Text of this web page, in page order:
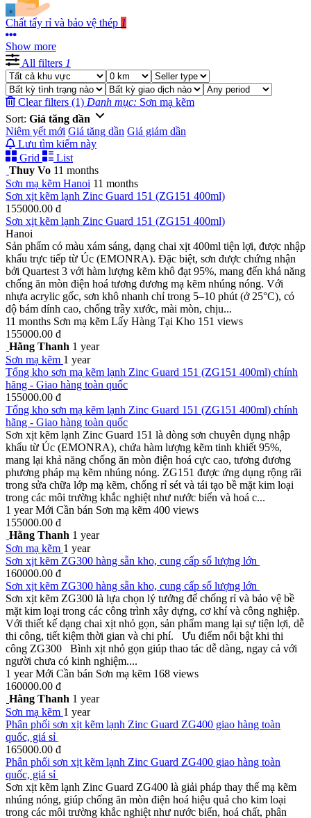
Chất tẩy rỉ và bảo vệ thép 1
Show more
All filters 1
Clear filters (1) Danh mục: Sơn mạ kẽm
Sort: Giá tăng dần
Niêm yết mới Giá tăng dần Giá giảm dần
Lưu tìm kiếm này
Grid
List
Thuy Vo 11 months
Sơn mạ kẽm Hanoi 11 months
Sơn xịt kẽm lạnh Zinc Guard 151 (ZG151 400ml)
155000.00 đ
Sơn xịt kẽm lạnh Zinc Guard 151 (ZG151 400ml)
Hanoi
Sản phẩm có màu xám sáng, dạng chai xịt 400ml tiện lợi, được nhập
khẩu trực tiếp từ Úc (EMONRA). Đặc biệt, sơn được chứng nhận
bởi Quartest 3 với hàm lượng kẽm khô đạt 95%, mang đến khả năng
chống ăn mòn điện hoá tương đương mạ kẽm nhúng nóng. Với
nhựa acrylic gốc, sơn khô nhanh chỉ trong 5–10 phút (ở 25°C), có
độ bám dính cao, chống trầy xước, mài mòn, chịu...
11 months Sơn mạ kẽm Lấy Hàng Tại Kho 151 views
155000.00 đ
Hằng Thanh 1 year
Sơn mạ kẽm 1 year
Tổng kho sơn mạ kẽm lạnh Zinc Guard 151 (ZG151 400ml) chính
hãng - Giao hàng toàn quốc
155000.00 đ
Tổng kho sơn mạ kẽm lạnh Zinc Guard 151 (ZG151 400ml) chính
hãng - Giao hàng toàn quốc
Sơn xịt kẽm lạnh Zinc Guard 151 là dòng sơn chuyên dụng nhập
khẩu từ Úc (EMONRA), chứa hàm lượng kẽm tinh khiết 95%,
mang lại khả năng chống ăn mòn điện hoá cực cao, tương đương
phương pháp mạ kẽm nhúng nóng. ZG151 được ứng dụng rộng rãi
trong sửa chữa lớp mạ kẽm, chống rỉ sét và tái tạo bề mặt kim loại
trong các môi trường khắc nghiệt như nước biển và hoá c...
1 year Mới Cần bán Sơn mạ kẽm 400 views
155000.00 đ
Hằng Thanh 1 year
Sơn mạ kẽm 1 year
Sơn xịt kẽm ZG300 hàng sẵn kho, cung cấp số lượng lớn
160000.00 đ
Sơn xịt kẽm ZG300 hàng sẵn kho, cung cấp số lượng lớn
Sơn xịt kẽm ZG300 là lựa chọn lý tưởng để chống rỉ và bảo vệ bề
mặt kim loại trong các công trình xây dựng, cơ khí và công nghiệp.
Với thiết kế dạng chai xịt nhỏ gọn, sản phẩm mang lại sự tiện lợi, dễ
thi công, tiết kiệm thời gian và chi phí. Ưu điểm nổi bật khi thi
công ZG300 Bình xịt nhỏ gọn giúp thao tác dễ dàng, ngay cả với
người chưa có kinh nghiệm....
1 year Mới Cần bán Sơn mạ kẽm 168 views
160000.00 đ
Hằng Thanh 1 year
Sơn mạ kẽm 1 year
Phân phối sơn xịt kẽm lạnh Zinc Guard ZG400 giao hàng toàn
quốc, giá sỉ
165000.00 đ
Phân phối sơn xịt kẽm lạnh Zinc Guard ZG400 giao hàng toàn
quốc, giá sỉ
Sơn xịt kẽm lạnh Zinc Guard ZG400 là giải pháp thay thế mạ kẽm
nhúng nóng, giúp chống ăn mòn điện hoá hiệu quả cho kim loại
trong các môi trường khắc nghiệt như nước biển, hoá chất, phân